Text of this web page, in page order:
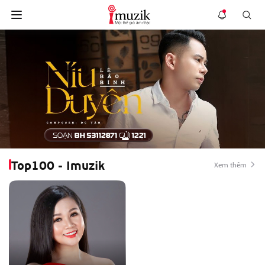
Top100 - Imuzik Xem thêm